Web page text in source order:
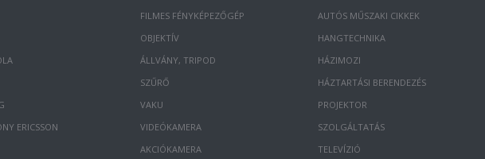
ERICSSON
FILMES FÉNYKÉPEZŐGÉP
OBJEKTÍV
ÁLLVÁNY, TRIPOD
SZŰRŐ
VAKU
VIDEÓKAMERA
AKCIÓKAMERA
AUTÓS MŰSZAKI CIKKEK
HANGTECHNIKA
HÁZIMOZI
HÁZTARTÁSI BERENDEZÉS
PROJEKTOR
SZOLGÁLTATÁS
TELEVÍZIÓ